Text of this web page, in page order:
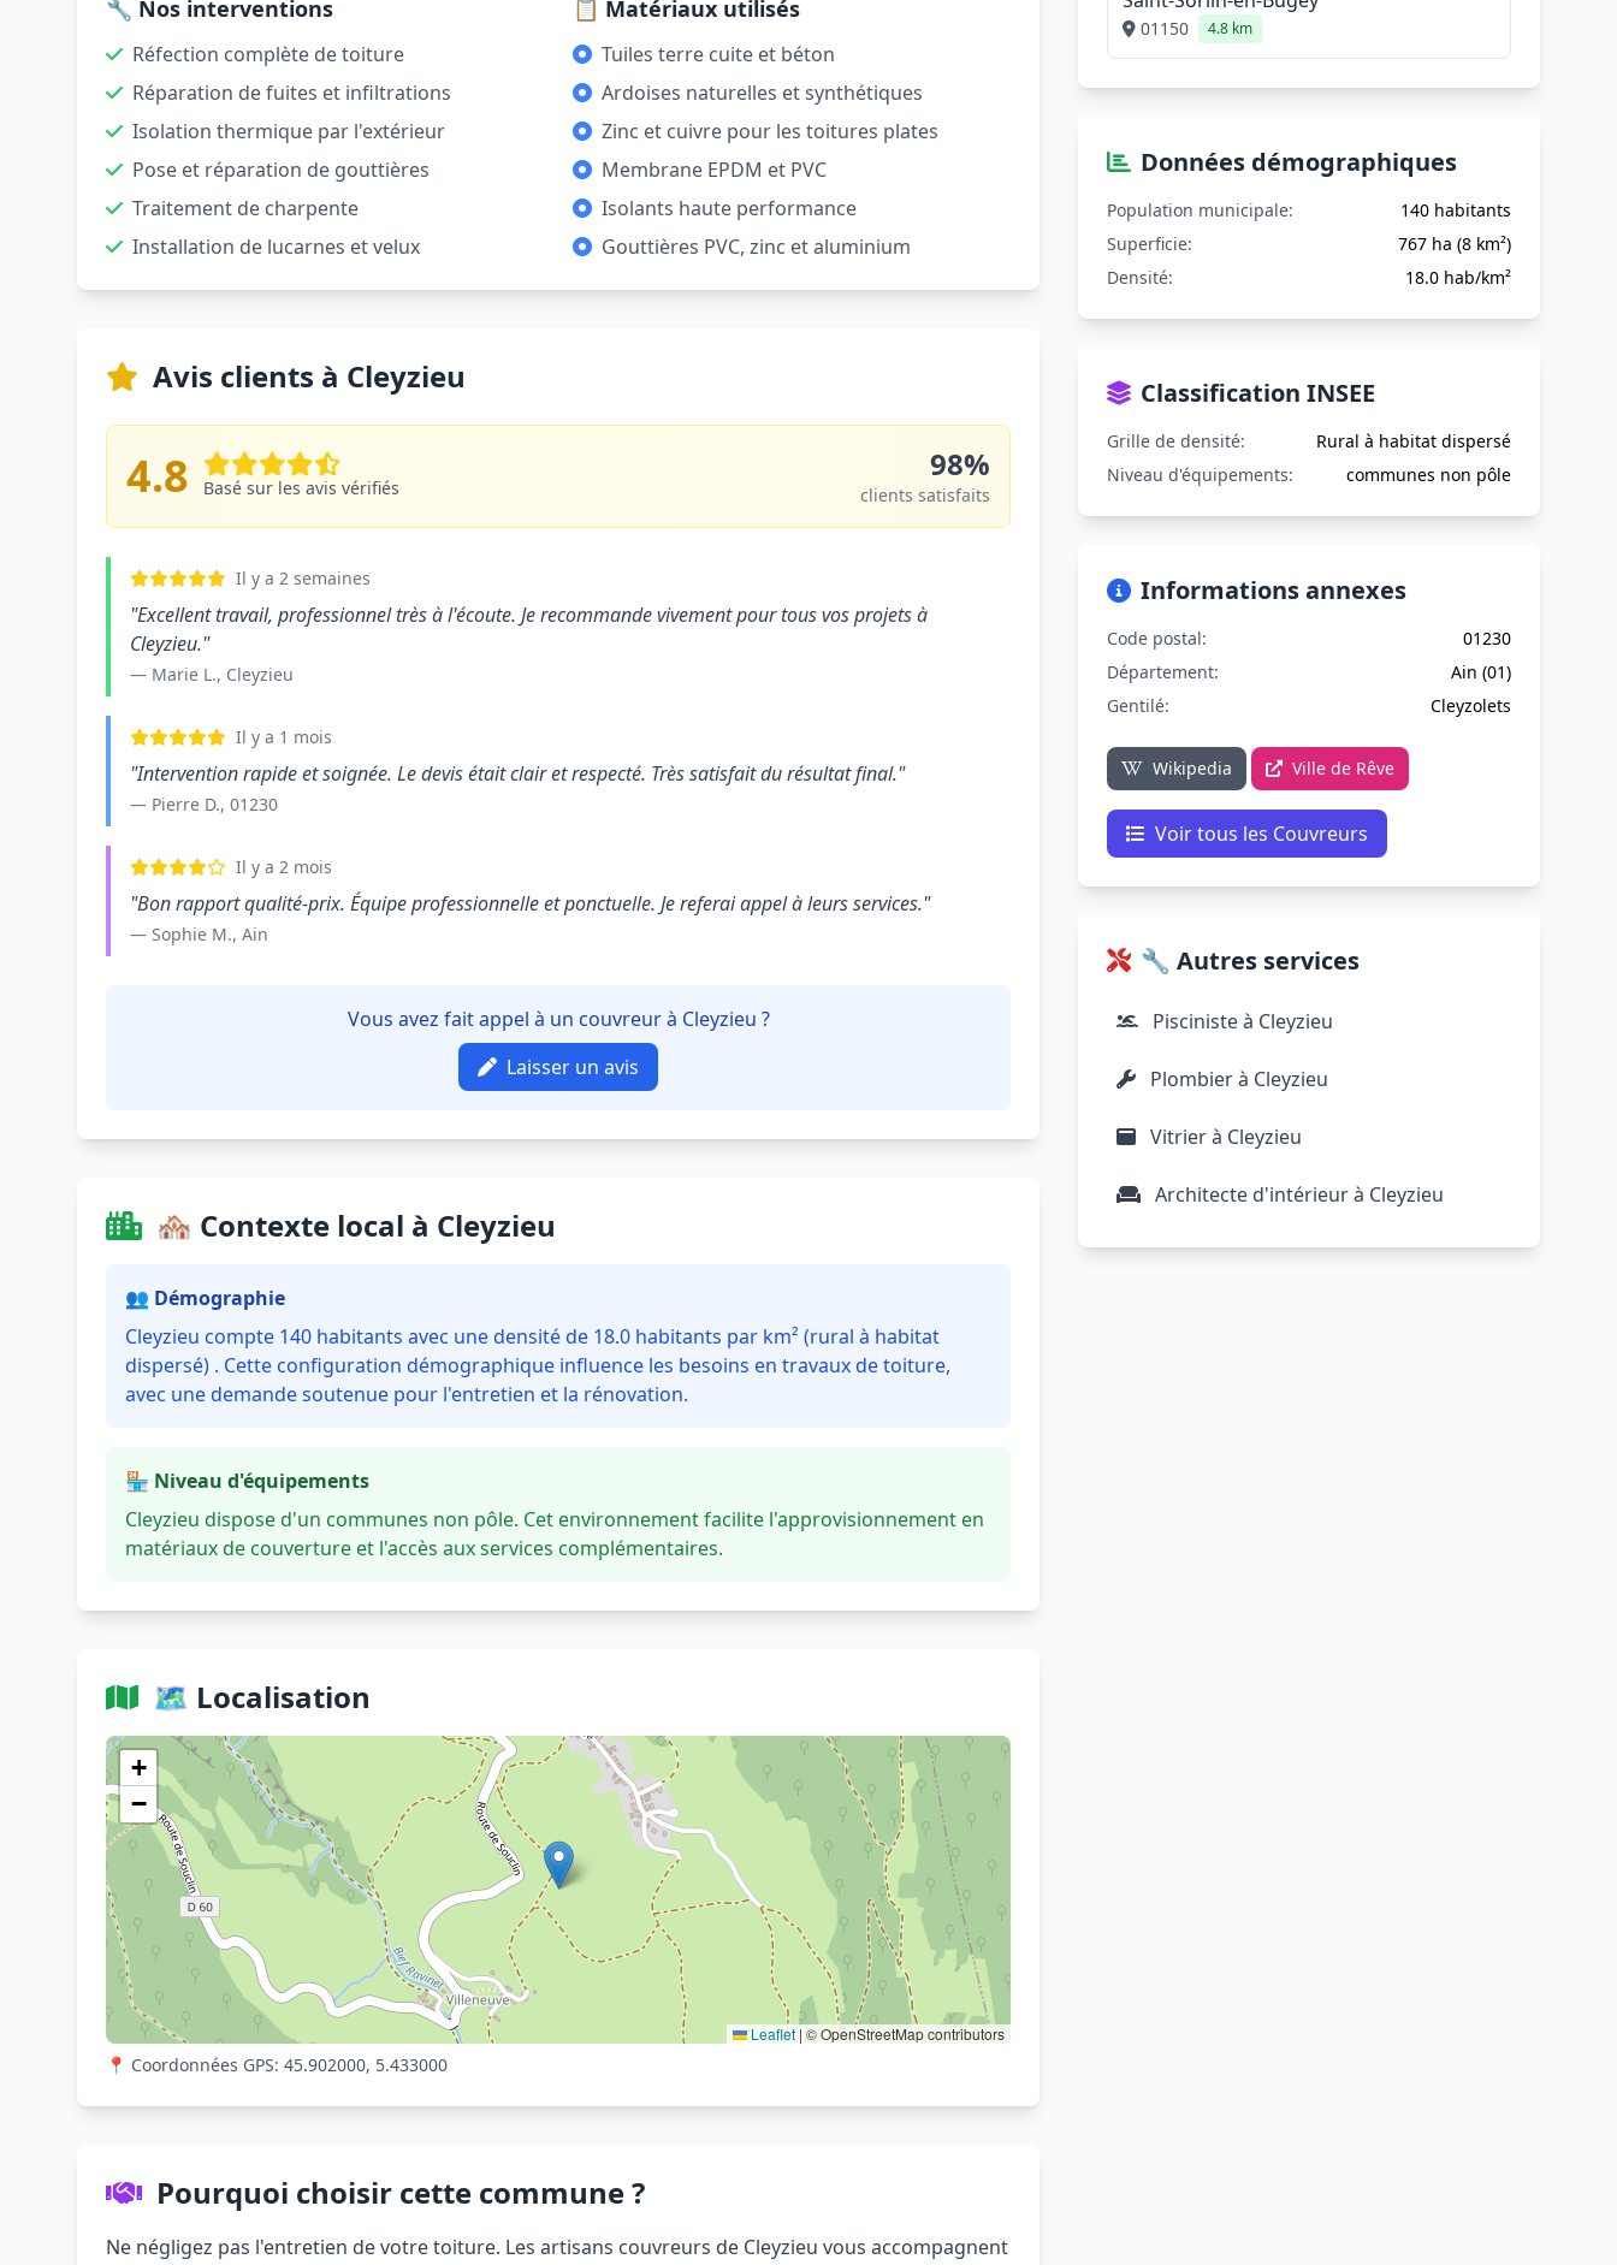
🔧 Nos interventions
Réfection complète de toiture
Réparation de fuites et infiltrations
Isolation thermique par l'extérieur
Pose et réparation de gouttières
Traitement de charpente
Installation de lucarnes et velux
📋 Matériaux utilisés
Tuiles terre cuite et béton
Ardoises naturelles et synthétiques
Zinc et cuivre pour les toitures plates
Membrane EPDM et PVC
Isolants haute performance
Gouttières PVC, zinc et aluminium
Avis clients à Cleyzieu
4.8 Basé sur les avis vérifiés
98%
clients satisfaits
Il y a 2 semaines
"Excellent travail, professionnel très à l'écoute. Je recommande vivement pour tous vos projets à
Cleyzieu."
— Marie L., Cleyzieu
Il y a 1 mois
"Intervention rapide et soignée. Le devis était clair et respecté. Très satisfait du résultat final."
— Pierre D., 01230
Il y a 2 mois
"Bon rapport qualité-prix. Équipe professionnelle et ponctuelle. Je referai appel à leurs services."
— Sophie M., Ain
Vous avez fait appel à un couvreur à Cleyzieu ?
Laisser un avis
🏘️ Contexte local à Cleyzieu
👥 Démographie
Cleyzieu compte 140 habitants avec une densité de 18.0 habitants par km² (rural à habitat
dispersé) . Cette configuration démographique influence les besoins en travaux de toiture,
avec une demande soutenue pour l'entretien et la rénovation.
🏪 Niveau d'équipements
Cleyzieu dispose d'un communes non pôle. Cet environnement facilite l'approvisionnement en
matériaux de couverture et l'accès aux services complémentaires.
🗺️ Localisation
+
−
Leaflet | © OpenStreetMap contributors
Voir sur OpenStreetMap
📍 Coordonnées GPS: 45.902000, 5.433000
Pourquoi choisir cette commune ?
Ne négligez pas l'entretien de votre toiture. Les artisans couvreurs de Cleyzieu vous accompagnent
01150 4.8 km
Données démographiques
Population municipale:
140 habitants
Superficie:
767 ha (8 km²)
Densité:
18.0 hab/km²
Classification INSEE
Grille de densité:
Rural à habitat dispersé
Niveau d'équipements:
communes non pôle
Informations annexes
Code postal:
01230
Département:
Ain (01)
Gentilé:
Cleyzolets
Wikipedia Ville de Rêve
Voir tous les Couvreurs
🔧 Autres services
Pisciniste à Cleyzieu
Plombier à Cleyzieu
Vitrier à Cleyzieu
Architecte d'intérieur à Cleyzieu